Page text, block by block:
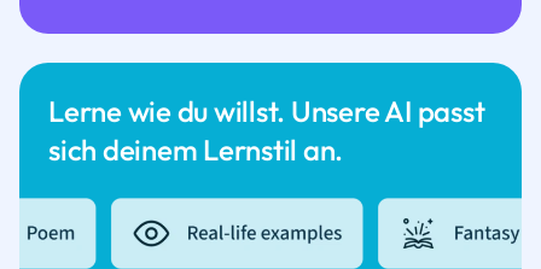
Lerne wie du willst. Unsere AI passt
sich deinem Lernstil an.